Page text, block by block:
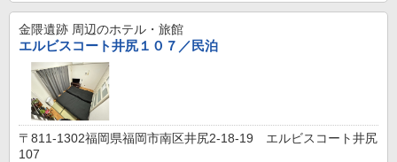
金隈遺跡 周辺のホテル・旅館
エルビスコート井尻１０７／民泊
〒811-1302福岡県福岡市南区井尻2-18-19 エルビスコート井尻
107